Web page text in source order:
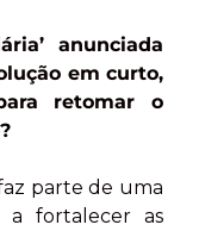
anunciada
em curto,
retomar o
parte de uma
a fortalecer as